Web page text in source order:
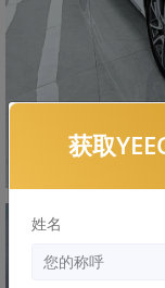
获取
姓名